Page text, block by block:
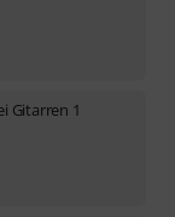
Gitarren 1